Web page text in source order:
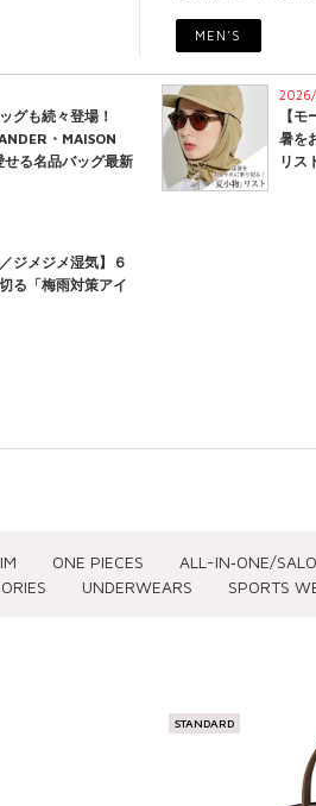
MEN'S
グも続々登場！
・MAISON
せる名品バッグ最新
【
暑を
リス
ジメジメ湿気】６
る「梅雨対策アイ
ONE PIECES ALL-IN‐ONE/
UNDERWEARS SPORTS
SIZE(CLOTHING)
STANDARD